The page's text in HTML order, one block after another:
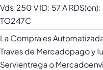
Vds:250 V ID: 57 A
TO247C
La Compra es
Traves de Mercadopago y
Servientrega o